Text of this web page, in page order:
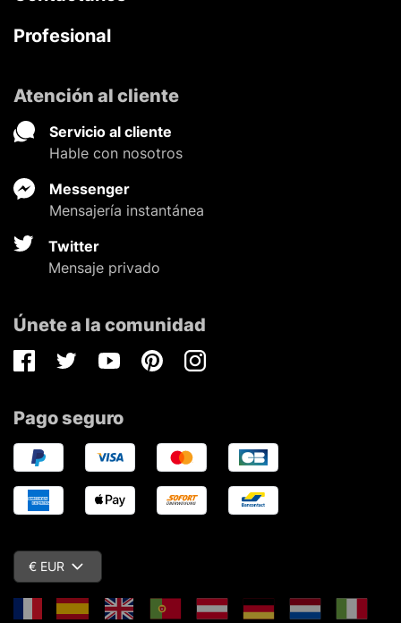
Profesional
Atención al cliente
Servicio al cliente
Hable con nosotros
Messenger
Mensajería instantánea
Twitter
Mensaje privado
Únete a la comunidad
FacebookTwitterYoutubePinterestInstagram
Pago seguro
€ EUR